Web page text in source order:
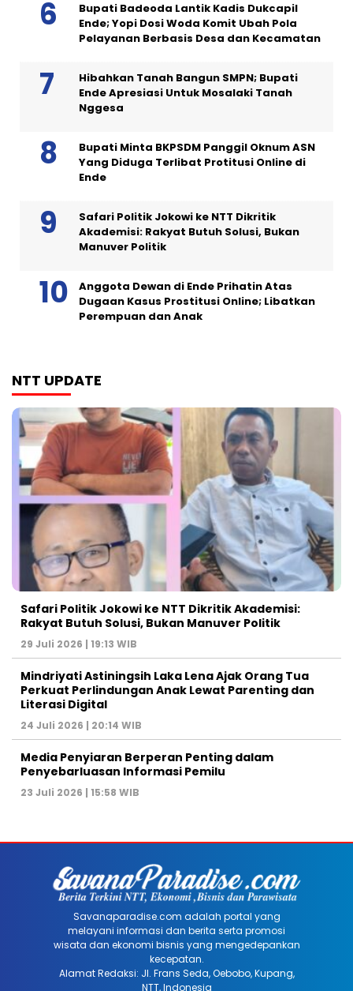
Bupati Badeoda Lantik Kadis Dukcapil
Ende; Yopi Dosi Woda Komit Ubah Pola
Pelayanan Berbasis Desa dan Kecamatan
Hibahkan Tanah Bangun SMPN; Bupati
Ende Apresiasi Untuk Mosalaki Tanah
Nggesa
Bupati Minta BKPSDM Panggil Oknum ASN
Yang Diduga Terlibat Protitusi Online di
Ende
Safari Politik Jokowi ke NTT Dikritik
Akademisi: Rakyat Butuh Solusi, Bukan
Manuver Politik
Anggota Dewan di Ende Prihatin Atas
Dugaan Kasus Prostitusi Online; Libatkan
Perempuan dan Anak
NTT UPDATE
Safari Politik Jokowi ke NTT Dikritik Akademisi:
Rakyat Butuh Solusi, Bukan Manuver Politik
29 Juli 2026 | 19:13 WIB
Mindriyati Astiningsih Laka Lena Ajak Orang Tua
Perkuat Perlindungan Anak Lewat Parenting dan
Literasi Digital
24 Juli 2026 | 20:14 WIB
Media Penyiaran Berperan Penting dalam
Penyebarluasan Informasi Pemilu
23 Juli 2026 | 15:58 WIB
Savanaparadise.com adalah portal yang
melayani informasi dan berita serta promosi
wisata dan ekonomi bisnis yang mengedepankan
kecepatan.
Alamat Redaksi: Jl. Frans Seda, Oebobo, Kupang,
NTT, Indonesia